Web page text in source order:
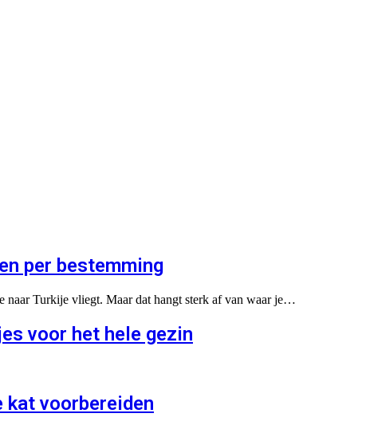
per bestemming
naar Turkije vliegt. Maar dat hangt sterk af van waar je…
voor het hele gezin
voorbereiden